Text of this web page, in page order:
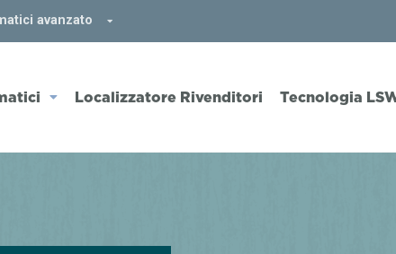
avanzato
Localizzatore Rivenditori Tecnologia